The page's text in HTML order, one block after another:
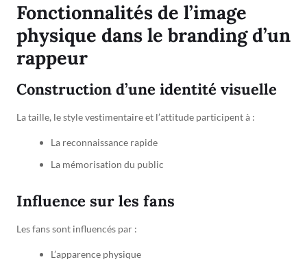
Fonctionnalités de l’image
physique dans le branding d’un
rappeur
Construction d’une identité visuelle
La taille, le style vestimentaire et l’attitude participent à :
La reconnaissance rapide
La mémorisation du public
Influence sur les fans
Les fans sont influencés par :
L’apparence physique